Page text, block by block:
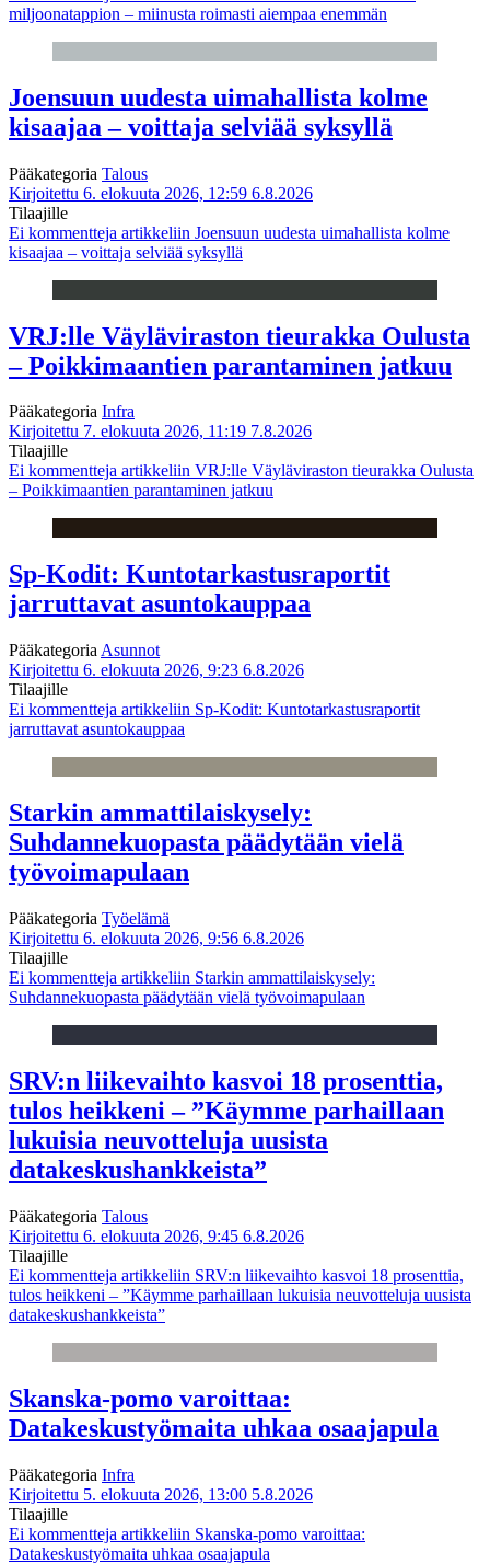
miljoonatappion – miinusta roimasti aiempaa enemmän
Joensuun uudesta uimahallista kolme
kisaajaa – voittaja selviää syksyllä
Pääkategoria Talous
Kirjoitettu 6. elokuuta 2026, 12:59 6.8.2026
Tilaajille
Ei kommentteja artikkeliin Joensuun uudesta uimahallista kolme
kisaajaa – voittaja selviää syksyllä
VRJ:lle Väyläviraston tieurakka Oulusta
– Poikkimaantien parantaminen jatkuu
Pääkategoria Infra
Kirjoitettu 7. elokuuta 2026, 11:19 7.8.2026
Tilaajille
Ei kommentteja artikkeliin VRJ:lle Väyläviraston tieurakka Oulusta
– Poikkimaantien parantaminen jatkuu
Sp-Kodit: Kuntotarkastusraportit
jarruttavat asuntokauppaa
Pääkategoria Asunnot
Kirjoitettu 6. elokuuta 2026, 9:23 6.8.2026
Tilaajille
Ei kommentteja artikkeliin Sp-Kodit: Kuntotarkastusraportit
jarruttavat asuntokauppaa
Starkin ammattilaiskysely:
Suhdannekuopasta päädytään vielä
työvoimapulaan
Pääkategoria Työelämä
Kirjoitettu 6. elokuuta 2026, 9:56 6.8.2026
Tilaajille
Ei kommentteja artikkeliin Starkin ammattilaiskysely:
Suhdannekuopasta päädytään vielä työvoimapulaan
SRV:n liikevaihto kasvoi 18 prosenttia,
tulos heikkeni – ”Käymme parhaillaan
lukuisia neuvotteluja uusista
datakeskushankkeista”
Pääkategoria Talous
Kirjoitettu 6. elokuuta 2026, 9:45 6.8.2026
Tilaajille
Ei kommentteja artikkeliin SRV:n liikevaihto kasvoi 18 prosenttia,
tulos heikkeni – ”Käymme parhaillaan lukuisia neuvotteluja uusista
datakeskushankkeista”
Skanska-pomo varoittaa:
Datakeskustyömaita uhkaa osaajapula
Pääkategoria Infra
Kirjoitettu 5. elokuuta 2026, 13:00 5.8.2026
Tilaajille
Ei kommentteja artikkeliin Skanska-pomo varoittaa:
Datakeskustyömaita uhkaa osaajapula